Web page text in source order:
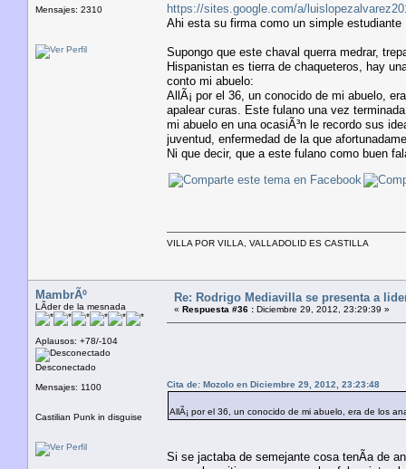
Mensajes: 2310
https://sites.google.com/a/
Ahi esta su firma como un simple estudiante
Supongo que este chaval querra medrar,
Hispanistan es tierra de chaqueteros, hay
conto mi abuelo:
AllÃ¡ por el 36, un conocido de mi abuelo,
apalear curas. Este fulano una vez
mi abuelo en una ocasiÃ³n le recordo sus
juventud, enfermedad de la que
Ni que decir, que a este fulano como buen
VILLA POR VILLA, VALLADOLID ES CASTILLA
MambrÃº
LÃ­der de la mesnada
Aplausos: +78/-104
Desconectado
Mensajes: 1100
Castilian Punk in disguise
Re: Rodrigo Mediavilla se presenta a
« Respuesta #36 : Diciembre 29, 2012, 23:29:39 »
Cita de: Mozolo en Diciembre 29, 2012, 23:23:48
AllÃ¡ por el 36, un conocido de mi abuelo, era de los
Si se jactaba de semejante cosa tenÃ­a de